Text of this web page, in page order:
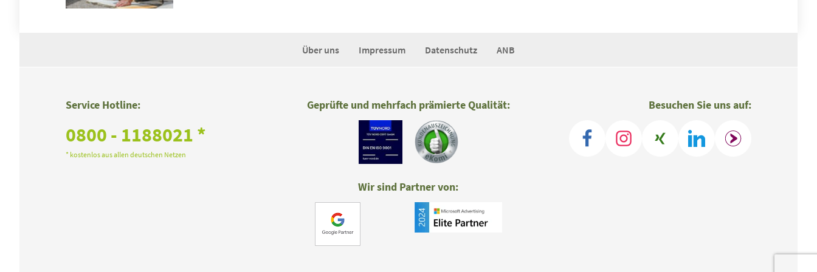
Über uns Impressum Datenschutz ANB
Service Hotline:
0800 - 1188021 *
* kostenlos aus allen deutschen Netzen
Besuchen Sie uns auf:
Geprüfte und mehrfach prämierte Qualität:
Wir sind Partner von: